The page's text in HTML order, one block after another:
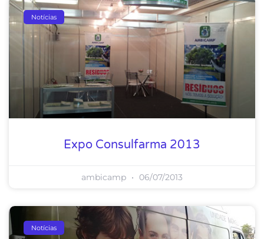
Notícias
Expo Consulfarma 2013
ambicamp 06/07/2013
Notícias